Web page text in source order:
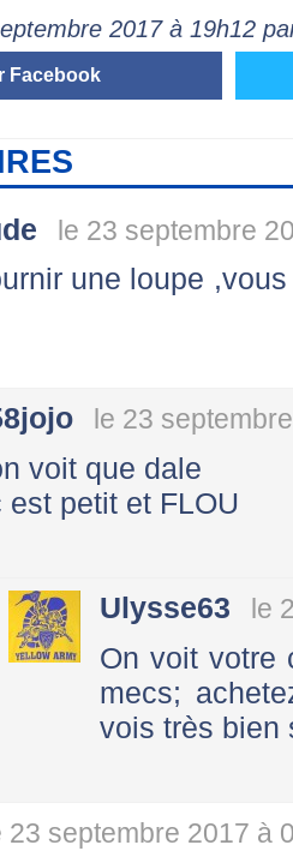
2017 à 19h12
Facebook
le 23 septembre
une loupe
le 23
voit que dale
est petit et FLOU
Ulysse63 le
On voit votre
mecs;
vois très
23 septembre 2017 à